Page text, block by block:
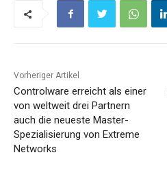
Vorheriger Artikel
Controlware erreicht als einer
von weltweit drei Partnern
auch die neueste Master-
Spezialisierung von Extreme
Networks